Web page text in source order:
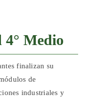
Medio
finalizan su
de
industriales y